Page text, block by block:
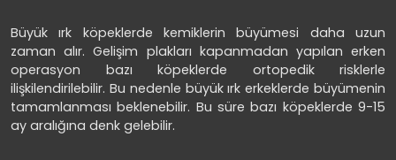
Büyük ırk köpeklerde kemiklerin büyümesi daha uzun
zaman alır. Gelişim plakları kapanmadan yapılan erken
operasyon bazı köpeklerde ortopedik risklerle
ilişkilendirilebilir. Bu nedenle büyük ırk erkeklerde büyümenin
tamamlanması beklenebilir. Bu süre bazı köpeklerde 9-15
ay aralığına denk gelebilir.